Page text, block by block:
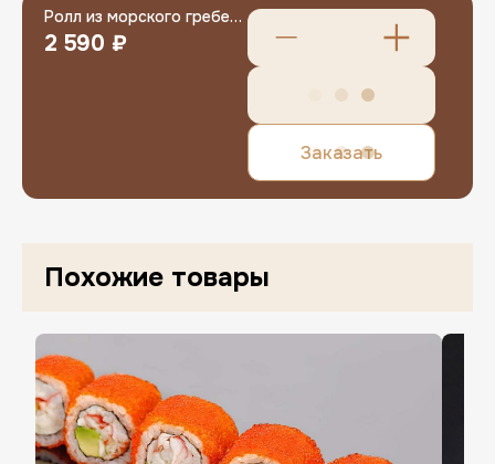
Ролл из морского гребешка и лосося в остром соусе
2 590 ₽
Заказать
Похожие товары